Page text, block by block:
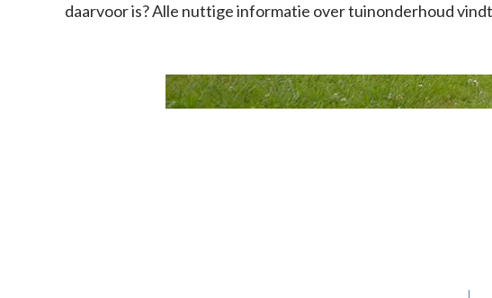
daarvoor is? Alle nuttige informatie over tuinonderhoud